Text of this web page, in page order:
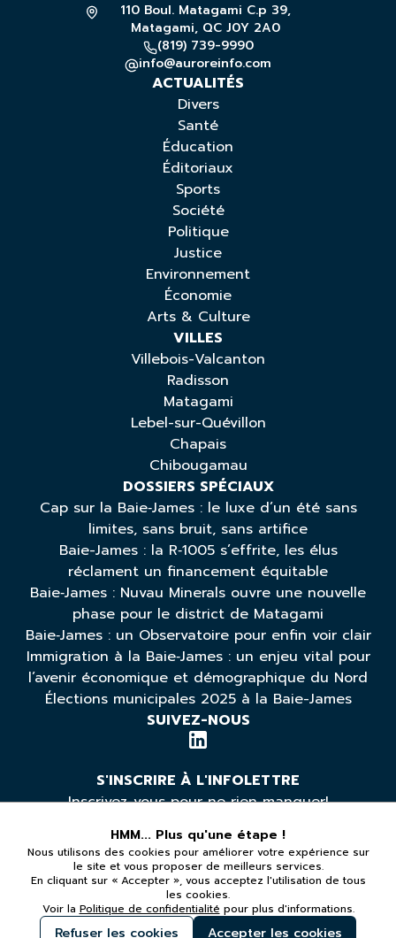
110 Boul. Matagami C.p 39,
Matagami, QC J0Y 2A0
(819) 739-9990
info@auroreinfo.com
ACTUALITÉS
Divers
Santé
Éducation
Éditoriaux
Sports
Société
Politique
Justice
Environnement
Économie
Arts & Culture
VILLES
Villebois-Valcanton
Radisson
Matagami
Lebel-sur-Quévillon
Chapais
Chibougamau
DOSSIERS SPÉCIAUX
Cap sur la Baie‑James : le luxe d’un été sans
limites, sans bruit, sans artifice
Baie-James : la R‑1005 s’effrite, les élus
réclament un financement équitable
Baie‑James : Nuvau Minerals ouvre une nouvelle
phase pour le district de Matagami
Baie‑James : un Observatoire pour enfin voir clair
Immigration à la Baie‑James : un enjeu vital pour
l’avenir économique et démographique du Nord
Élections municipales 2025 à la Baie-James
SUIVEZ-NOUS
S'INSCRIRE À L'INFOLETTRE
Inscrivez-vous pour ne rien manquer!
*Vous pouvez vous désabonner à tout moment
LÉGAL
Politique de confidentialité
HMM... Plus qu'une étape !
Nous utilisons des cookies pour améliorer votre expérience sur
le site et vous proposer de meilleurs services.
En cliquant sur « Accepter », vous acceptez l'utilisation de tous
les cookies.
Voir la Politique de confidentialité pour plus d'informations.
Refuser les cookies Accepter les cookies